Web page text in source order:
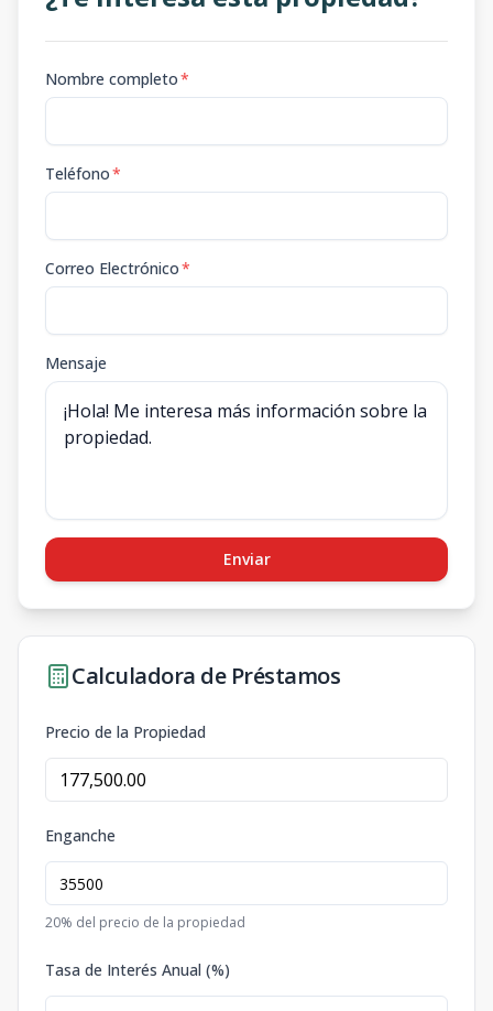
Nombre completo*
Teléfono*
Correo Electrónico*
Mensaje
Enviar
Calculadora de Préstamos
Precio de la Propiedad
Enganche
20% del precio de la propiedad
Tasa de Interés Anual (%)